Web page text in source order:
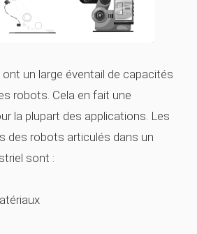
un large éventail de capacités
robots. Cela en fait une
la plupart des applications. Les
des robots articulés dans un
sont :